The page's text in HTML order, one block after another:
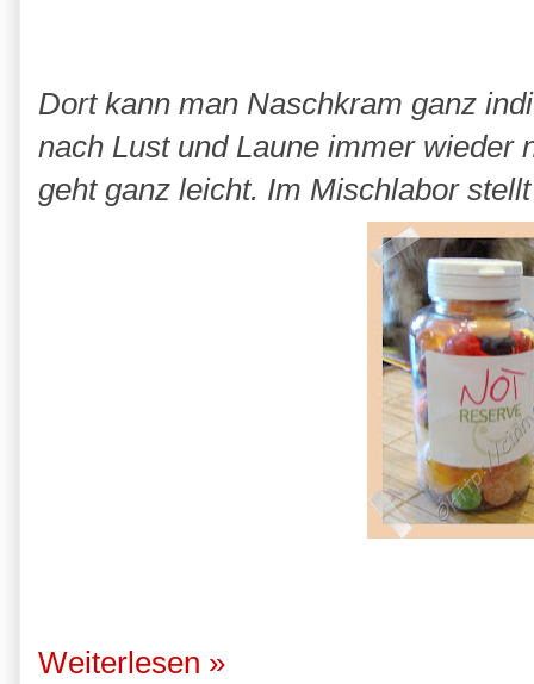
Dort kann man Naschkram ganz
nach Lust und Laune immer wieder
geht ganz leicht. Im Mischlabor
Weiterlesen »